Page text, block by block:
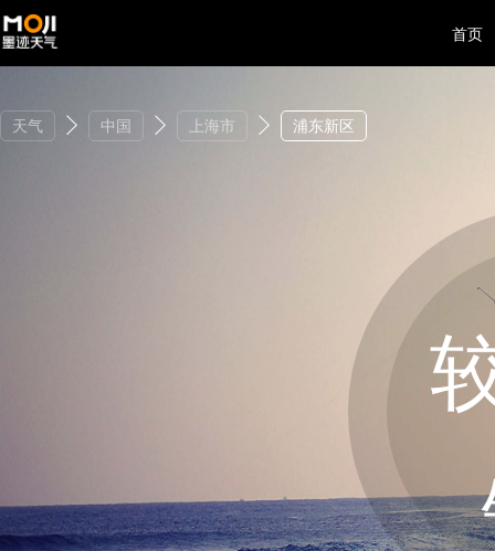
首页
天气 中国 上海市 浦东新区